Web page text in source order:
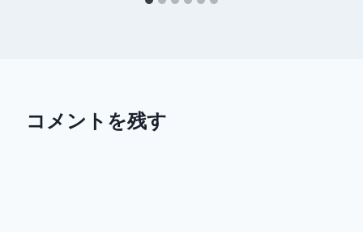
コメントを残す